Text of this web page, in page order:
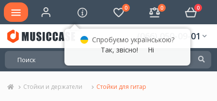
0 0 0
(066) 050-09-01
Стойки и держатели Стойки для гитар
Спробуємо українською?
Так, звісно!
Ні